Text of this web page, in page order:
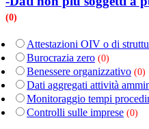
(0)
Attestazioni OIV o di
Burocrazia zero (0)
Benessere organizzativo (0)
Dati aggregati attività
Monitoraggio tempi
Controlli sulle imprese (0)